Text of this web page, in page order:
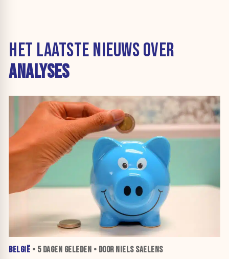
HET LAATSTE NIEUWS OVER
ANALYSES
BELGIË • 5 DAGEN GELEDEN • DOOR NIELS SAELENS